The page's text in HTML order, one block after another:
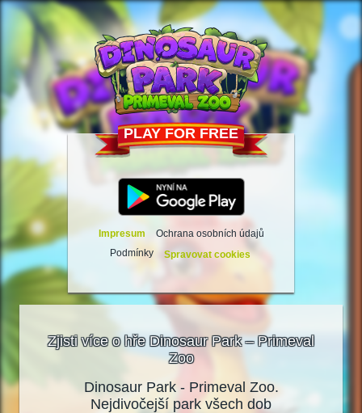
PLAY FOR FREE
Impresum
Ochrana osobních údajů
Podmínky
Spravovat cookies
Zjisti více o hře Dinosaur Park – Primeval
Zoo
Dinosaur Park - Primeval Zoo.
Nejdivočejší park všech dob